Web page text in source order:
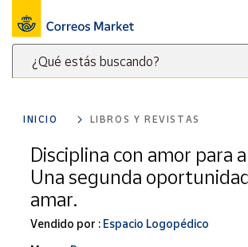
¿Qué estás buscando?
clave
para
buscar
productos
Correos
Menú
Nuestro
catálogo
Alimentación
Bebidas
Ocio y cultura
Juguetes y
juegos
INICIO LIBROS Y REVISTAS
Disciplina con amor para
Una segunda
amar.
Vendido por : Espacio Logopédico